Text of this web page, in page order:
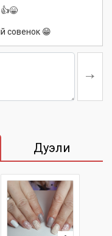
совенок 😁
Дуэли